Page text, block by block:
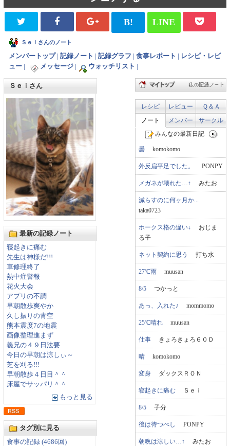
B! LINE
Ｓｅｉさんのノート
メンバートップ| 記録ノート 記録グラフ 食事レポート
レシピ・レビ
ュー
メッセージ ウォッチリスト
Ｓｅｉさん
最新の記録ノート
寝起きに痛む
先生は神様だ!!!
車修理終了
熱中症警報
花火大会
アプリの不調
早朝散歩爽やか
久し振りの青空
熊本震度7の地震
画像整理進まず
義兄の４９日法要
今日の早朝は涼しぃ～
芝を刈る!!!
早朝散歩４日目＾＾
床屋でサッパリ＾＾
もっと見る
タグ別に見る
食事の記録 (4686回)
レシピ レビュー
Ｑ＆Ａ
ノート
メンバー
サークル
みんなの最新日記
曇 komokomo
外反扁平足でした。 PONPY
メガネが壊れた…↑ みたお
減らすのに何ヶ月か...
taka0723
ホークス格の違い↓ おじま
る子
ネット契約に思う 打ち水
27℃雨 muusan
8/5 つかっと
あっ、入れた♪ mommomo
25℃晴れ muusan
仕事 きょろきょろ６０Ｄ
晴 komokomo
変身 ダックスＲＯＮ
寝起きに痛む Ｓｅｉ
8/5 子分
後は待つべし PONPY
朝晩は涼しい…↑ みたお